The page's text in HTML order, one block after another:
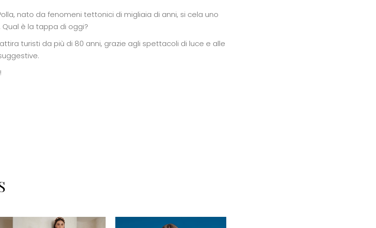
nato da fenomeni tettonici di migliaia di anni, si cela uno
è la tappa di oggi?
turisti da più di 80 anni, grazie agli spettacoli di luce e alle